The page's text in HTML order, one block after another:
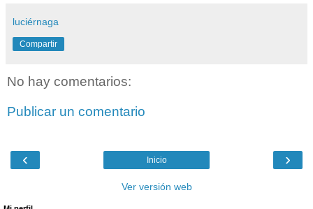
luciérnaga
Compartir
No hay comentarios:
Publicar un comentario
‹ ›
Inicio
Ver versión web